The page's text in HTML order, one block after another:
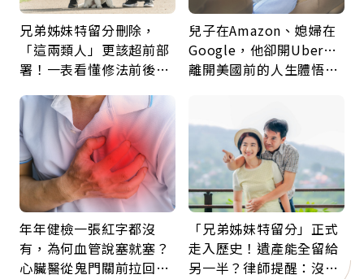
兄弟姊妹特留分刪除，
「這兩類人」更該超前部
署！一表看懂修法前後差
更多
兒子在Amazon、媳婦在
Google，他卻開Uber…
離開美國前的人生體悟：
年年健檢一張紅字都沒
有，為何血管說塞就塞？
心臟醫從鬼門關前拉回病
「兄弟姊妹特留分」正式
走入歷史！遺產能全留給
另一半？律師提醒：沒做